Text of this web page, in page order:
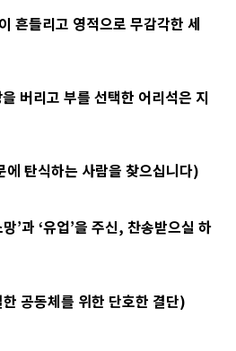
흔들리고 영적으로 무감각한 세
버리고 부를 선택한 어리석은 지
탄식하는 사람을 찾으십니다)
’과 ‘유업’을 주신, 찬송받으실 하
공동체를 위한 단호한 결단)